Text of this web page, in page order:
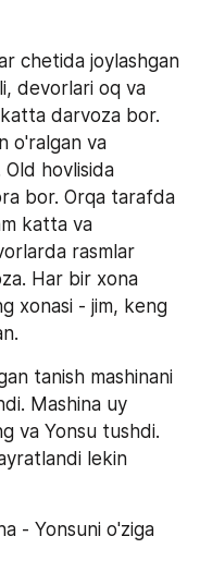
chetida joylashgan
devorlari oq va
darvoza bor.
o'ralgan va
hovlisida
bor. Orqa tarafda
katta va
rasmlar
Har bir xona
xonasi - jim, keng
tanish mashinani
Mashina uy
va Yonsu tushdi.
lekin
‐ Yonsuni o'ziga